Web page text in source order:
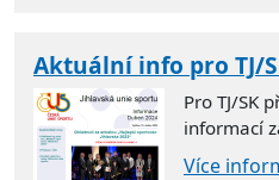
Aktuální info pro TJ/
Pro TJ/SK
informací
Více